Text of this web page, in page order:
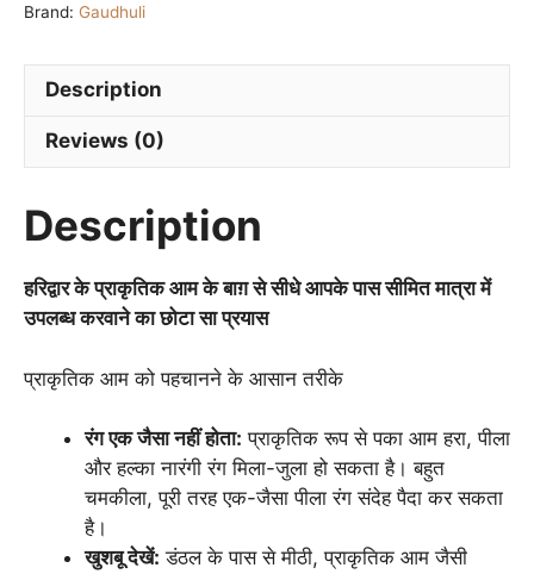
Brand: Gaudhuli
Description
Reviews (0)
Description
हरिद्वार के प्राकृतिक आम के बाग़ से सीधे आपके पास सीमित मात्रा में
उपलब्ध करवाने का छोटा सा प्रयास
प्राकृतिक आम को पहचानने के आसान तरीके
रंग एक जैसा नहीं होता: प्राकृतिक रूप से पका आम हरा, पीला
और हल्का नारंगी रंग मिला-जुला हो सकता है। बहुत
चमकीला, पूरी तरह एक-जैसा पीला रंग संदेह पैदा कर सकता
है।
खुशबू देखें: डंठल के पास से मीठी, प्राकृतिक आम जैसी